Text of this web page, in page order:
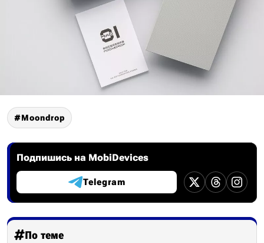
Moondrop
Подпишись на MobiDevices
Telegram
По теме